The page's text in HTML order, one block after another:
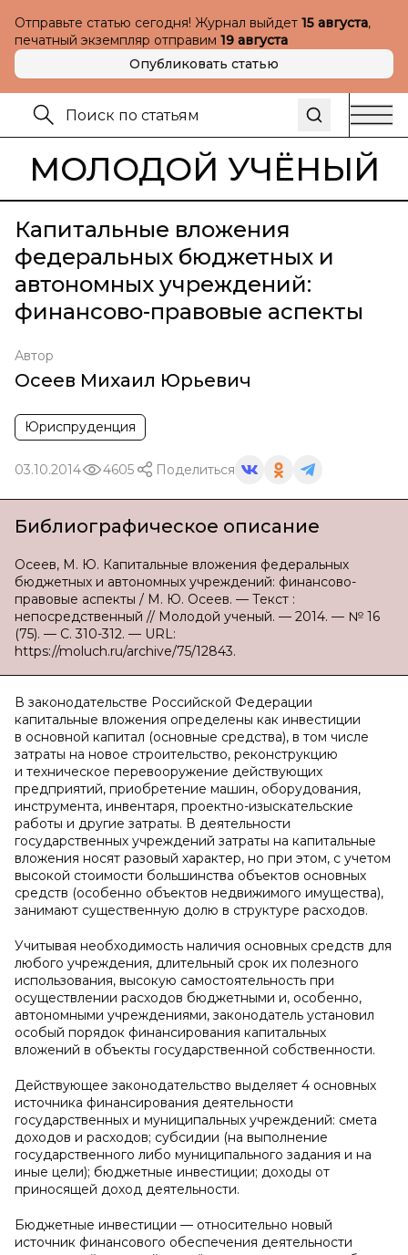
Отправьте статью сегодня! Журнал выйдет 15 августа,
печатный экземпляр отправим 19 августа
Опубликовать статью
МОЛОДОЙ УЧЁНЫЙ
Капитальные вложения
федеральных бюджетных и
автономных учреждений:
финансово-правовые аспекты
Автор
Осеев Михаил Юрьевич
Юриспруденция
03.10.2014 4605 Поделиться
Библиографическое описание
Осеев, М. Ю. Капитальные вложения федеральных
бюджетных и автономных учреждений: финансово-
правовые аспекты / М. Ю. Осеев. — Текст :
непосредственный // Молодой ученый. — 2014. — № 16
(75). — С. 310-312. — URL:
https://moluch.ru/archive/75/12843.
В законодательстве Российской Федерации
капитальные вложения определены как инвестиции
в основной капитал (основные средства), в том числе
затраты на новое строительство, реконструкцию
и техническое перевооружение действующих
предприятий, приобретение машин, оборудования,
инструмента, инвентаря, проектно-изыскательские
работы и другие затраты. В деятельности
государственных учреждений затраты на капитальные
вложения носят разовый характер, но при этом, с учетом
высокой стоимости большинства объектов основных
средств (особенно объектов недвижимого имущества),
занимают существенную долю в структуре расходов.
Учитывая необходимость наличия основных средств для
любого учреждения, длительный срок их полезного
использования, высокую самостоятельность при
осуществлении расходов бюджетными и, особенно,
автономными учреждениями, законодатель установил
особый порядок финансирования капитальных
вложений в объекты государственной собственности.
Действующее законодательство выделяет 4 основных
источника финансирования деятельности
государственных и муниципальных учреждений: смета
доходов и расходов; субсидии (на выполнение
государственного либо муниципального задания и на
иные цели); бюджетные инвестиции; доходы от
приносящей доход деятельности.
Бюджетные инвестиции — относительно новый
источник финансового обеспечения деятельности